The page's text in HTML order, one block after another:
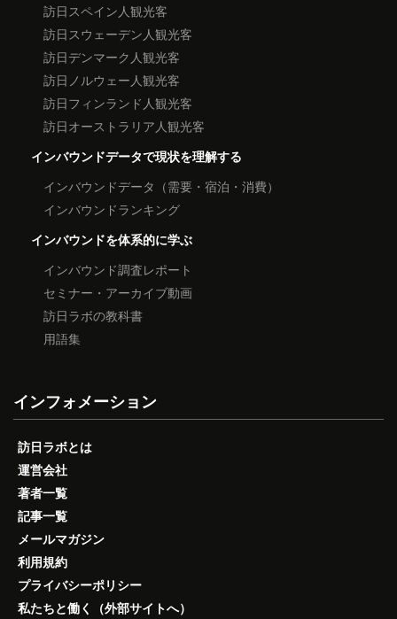
訪日スペイン人観光客
訪日スウェーデン人観光客
訪日デンマーク人観光客
訪日ノルウェー人観光客
訪日フィンランド人観光客
訪日オーストラリア人観光客
インバウンドデータで現状を理解する
インバウンドデータ（需要・宿泊・消費）
インバウンドランキング
インバウンドを体系的に学ぶ
インバウンド調査レポート
セミナー・アーカイブ動画
訪日ラボの教科書
用語集
インフォメーション
訪日ラボとは
運営会社
著者一覧
記事一覧
メールマガジン
利用規約
プライバシーポリシー
私たちと働く（外部サイトへ）